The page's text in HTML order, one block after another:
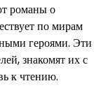
романы о
по мирам
героями. Эти
знакомят их с
к чтению.